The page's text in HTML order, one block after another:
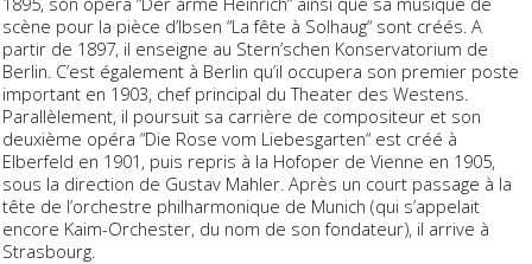
scène pour la pièce d’Ibsen “La fête à Solhaug“ sont créés. A
partir de 1897, il enseigne au Stern’schen Konservatorium de
Berlin. C’est également à Berlin qu’il occupera son premier poste
important en 1903, chef principal du Theater des Westens.
Parallèlement, il poursuit sa carrière de compositeur et son
deuxième opéra “Die Rose vom Liebesgarten“ est créé à
Elberfeld en 1901, puis repris à la Hofoper de Vienne en 1905,
sous la direction de Gustav Mahler. Après un court passage à la
tête de l’orchestre philharmonique de Munich (qui s’appelait
encore Kaim-Orchester, du nom de son fondateur), il arrive à
Strasbourg.